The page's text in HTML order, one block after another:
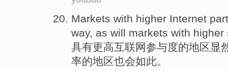
Markets with higher Internet
way, as will markets with higher
具有更高互联网参与度的地区显
率的地区也会如此。